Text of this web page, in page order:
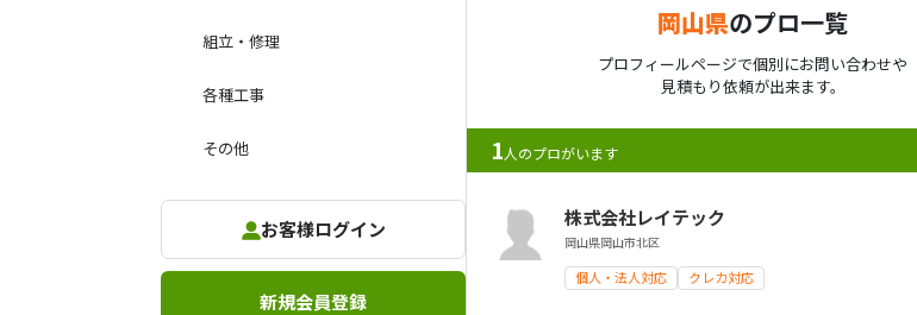
組立・修理
各種工事
その他
お客様ログイン
新規会員登録
岡山県のプロ一覧
プロフィールページで個別にお問い合わせや
見積もり依頼が出来ます。
1人のプロがいます
株式会社レイテック
岡山県岡山市北区
個人・法人対応 クレカ対応